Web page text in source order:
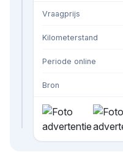
Vraagprijs
Kilometerstand
Periode online
Bron